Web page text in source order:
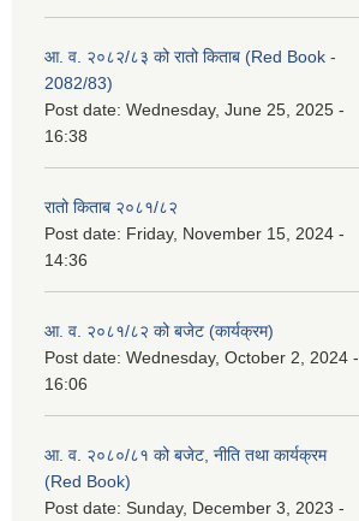
आ. व. २०८२/८३ को रातो किताब (Red Book -
2082/83)
Post date: Wednesday, June 25, 2025 -
16:38
रातो किताब २०८१/८२
Post date: Friday, November 15, 2024 -
14:36
आ. व. २०८१/८२ को बजेट (कार्यक्रम)
Post date: Wednesday, October 2, 2024 -
16:06
आ. व. २०८०/८१ को बजेट, नीति तथा कार्यक्रम
(Red Book)
Post date: Sunday, December 3, 2023 -